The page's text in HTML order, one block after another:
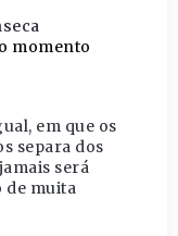
momento
em que os
separa dos
será
de muita